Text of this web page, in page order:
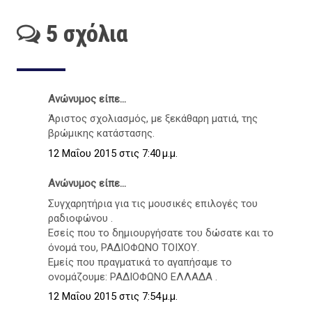
5 σχόλια
Ανώνυμος είπε...
Άριστος σχολιασμός, με ξεκάθαρη ματιά, της
βρώμικης κατάστασης.
12 Μαΐου 2015 στις 7:40 μ.μ.
Ανώνυμος είπε...
Συγχαρητήρια για τις μουσικές επιλογές του
ραδιοφώνου .
Εσείς που το δημιουργήσατε του δώσατε και το
όνομά του, ΡΑΔΙΟΦΩΝΟ ΤΟΙΧΟΥ.
Εμείς που πραγματικά το αγαπήσαμε το
ονομάζουμε: ΡΑΔΙΟΦΩΝΟ ΕΛΛΑΔΑ .
12 Μαΐου 2015 στις 7:54 μ.μ.